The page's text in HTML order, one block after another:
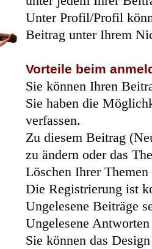
Unter Profil/Profil
Beitrag unter Ihrem
Vorteile beim
Sie können Ihren
Sie haben die
verfassen.
Zu diesem Beitrag
zu ändern oder das
Löschen Ihrer
Die Registrierung ist
Ungelesene Beiträge
Ungelesene
Sie können das